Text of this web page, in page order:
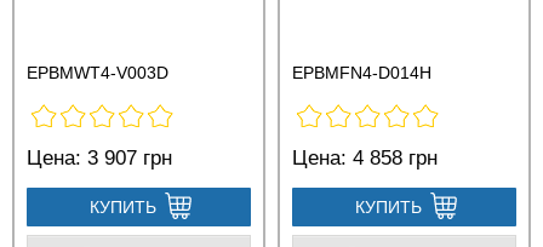
EPBMWT4-V003D
Цена: 3 907 грн
КУПИТЬ
EPBMFN4-D014H
Цена: 4 858 грн
КУПИТЬ